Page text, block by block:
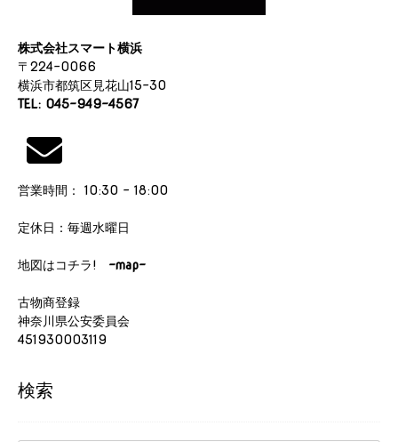
株式会社スマート横浜
〒224-0066
横浜市都筑区見花山15-30
TEL: 045-949-4567
営業時間： 10:30 - 18:00
定休日：毎週水曜日
地図はコチラ! -map-
古物商登録
神奈川県公安委員会
451930003119
検索